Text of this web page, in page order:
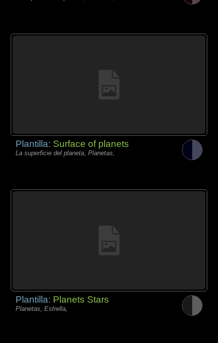
Plantilla: Surface of planets
La superficie del planeta, Planetas,
Plantilla: Planets Stars
Planetas, Estrella,